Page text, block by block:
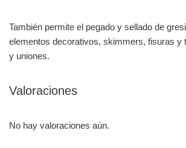
También permite el pegado y sellado de
elementos decorativos, skimmers, fisuras y
y uniones.
Valoraciones
No hay valoraciones aún.